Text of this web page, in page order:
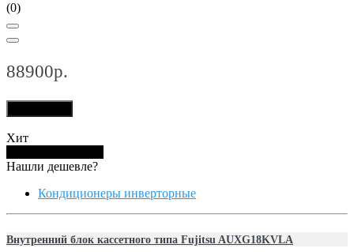
(0)
88900р.
Хит
Нашли дешевле?
Кондиционеры инверторные
Внутренний блок кассетного типа Fujitsu AUXG18KVLA